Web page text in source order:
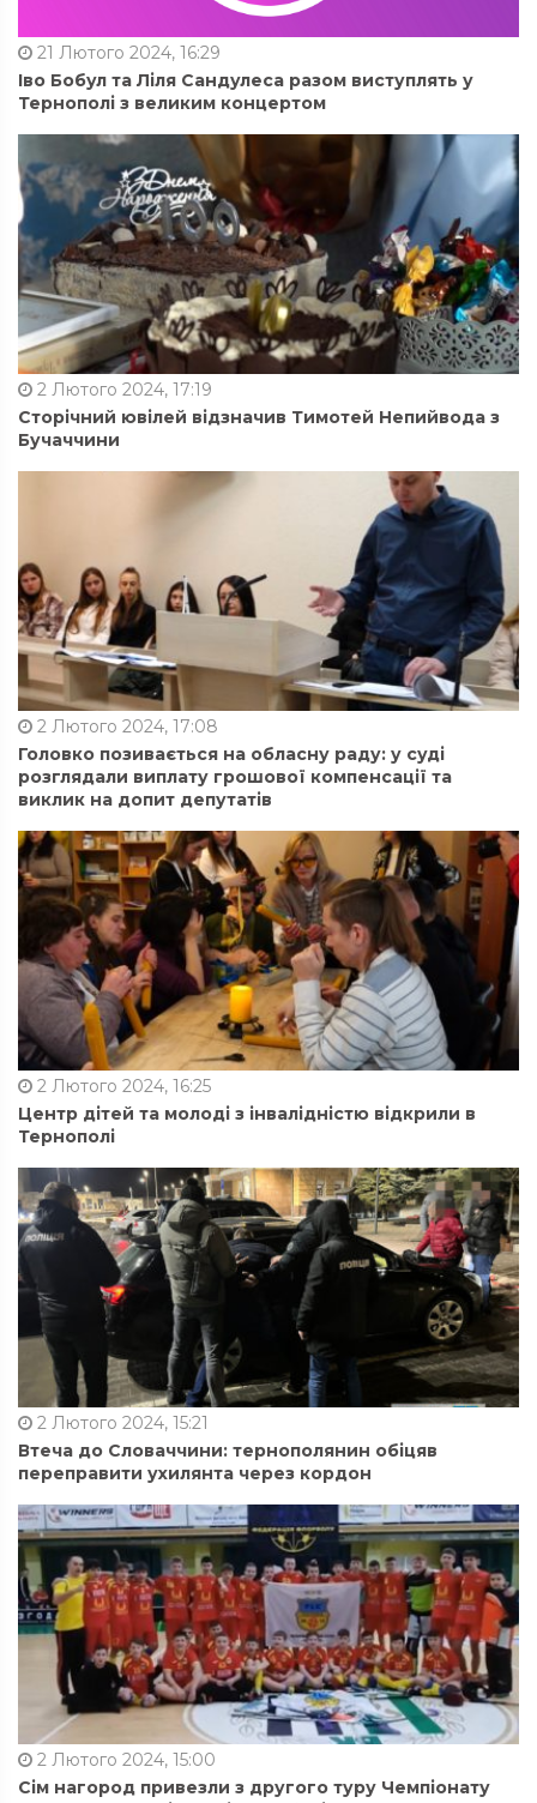
21 Лютого 2024, 16:29
Іво Бобул та Ліля Сандулеса разом виступлять у
Тернополі з великим концертом
2 Лютого 2024, 17:19
Сторічний ювілей відзначив Тимотей Непийвода з
Бучаччини
2 Лютого 2024, 17:08
Головко позивається на обласну раду: у суді
розглядали виплату грошової компенсації та
виклик на допит депутатів
2 Лютого 2024, 16:25
Центр дітей та молоді з інвалідністю відкрили в
Тернополі
2 Лютого 2024, 15:21
Втеча до Словаччини: тернополянин обіцяв
переправити ухилянта через кордон
2 Лютого 2024, 15:00
Сім нагород привезли з другого туру Чемпіонату